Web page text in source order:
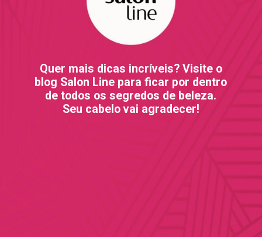
Quer mais dicas incríveis? Visite o
blog Salon Line para ficar por dentro
de todos os segredos de beleza.
Seu cabelo vai agradecer!